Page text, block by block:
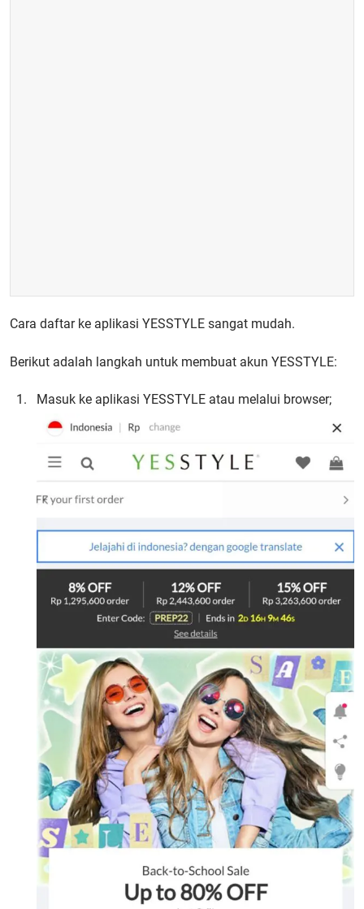
Cara daftar ke aplikasi YESSTYLE sangat mudah.
Berikut adalah langkah untuk membuat akun YESSTYLE:
Masuk ke aplikasi YESSTYLE atau melalui browser;